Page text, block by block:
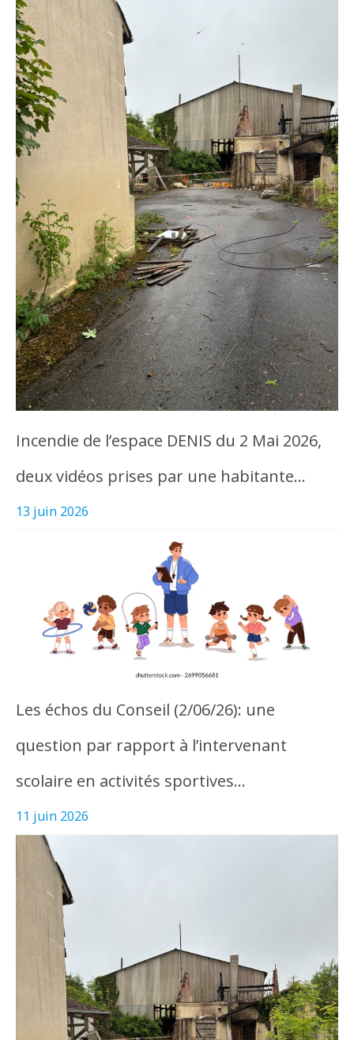
Incendie de l’espace DENIS du 2 Mai 2026,
deux vidéos prises par une habitante…
13 juin 2026
Les échos du Conseil (2/06/26): une
question par rapport à l’intervenant
scolaire en activités sportives…
11 juin 2026